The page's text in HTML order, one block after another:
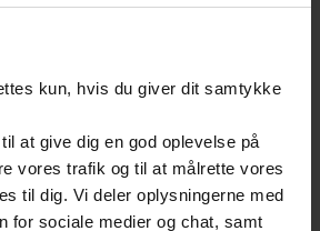
kun, hvis du giver dit samtykke
at give dig en god oplevelse på
vores trafik og til at målrette vores
til dig. Vi deler oplysningerne med
for sociale medier og chat, samt
officielt tirsdag
Tina Helsted Vengsgaard
til alle AI-eksperterne.
er klar, bliver de